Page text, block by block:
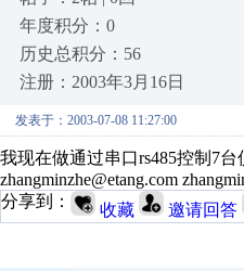
年度积分：0
历史总积分：56
注册：2003年3月16日
发表于：2003-07-08 11:27:00
我现在做通过串口rs485控制7
zhangminzhe@etang.com
分享到：
收藏 邀请回答